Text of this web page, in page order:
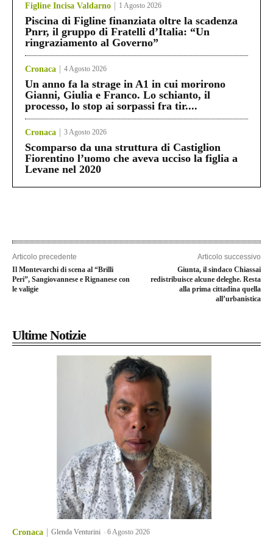
Figline Incisa Valdarno 1 Agosto 2026
Piscina di Figline finanziata oltre la scadenza
Pnrr, il gruppo di Fratelli d’Italia: “Un
ringraziamento al Governo”
Cronaca 4 Agosto 2026
Un anno fa la strage in A1 in cui morirono
Gianni, Giulia e Franco. Lo schianto, il
processo, lo stop ai sorpassi fra tir....
Cronaca 3 Agosto 2026
Scomparso da una struttura di Castiglion
Fiorentino l’uomo che aveva ucciso la figlia a
Levane nel 2020
Articolo precedente
Il Montevarchi di scena al “Brilli
Peri”, Sangiovannese e Rignanese con
le valigie
Articolo successivo
Giunta, il sindaco Chiassai
redistribuisce alcune deleghe. Resta
alla prima cittadina quella
all’urbanistica
Ultime Notizie
Cronaca Glenda Venturini -6 Agosto 2026